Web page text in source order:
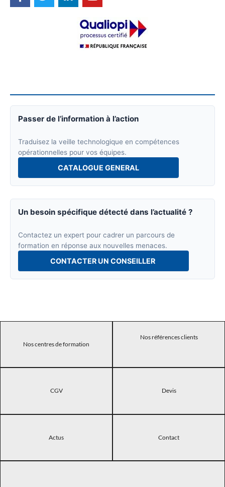
Passer de l’information à l’action
Traduisez la veille technologique en compétences
opérationnelles pour vos équipes.
CATALOGUE GENERAL
Un besoin spécifique détecté dans l’actualité ?
Contactez un expert pour cadrer un parcours de
formation en réponse aux nouvelles menaces.
CONTACTER UN CONSEILLER
Nos centres de formation
Nos références clients
CGV Devis
Actus Contact